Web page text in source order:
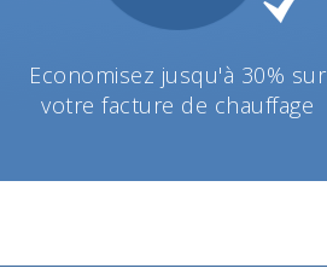
Economisez jusqu'à 30% sur
votre facture de chauffage